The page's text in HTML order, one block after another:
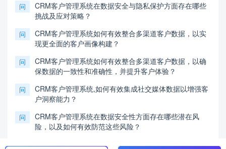
问
CRM客户管理系统在数据安全与隐私保护方面存在哪些
挑战及应对策略？
问
CRM客户管理系统如何有效整合多渠道客户数据，以实
现更全面的客户画像构建？
问
CRM客户管理系统如何有效整合多渠道客户数据，以确
保数据的一致性和准确性，并提升客户体验？
问
CRM客户管理系统,如何有效集成社交媒体数据以增强客
户洞察能力？
问
CRM客户管理系统在数据安全性方面存在哪些潜在风
险，以及如何有效防范这些风险？